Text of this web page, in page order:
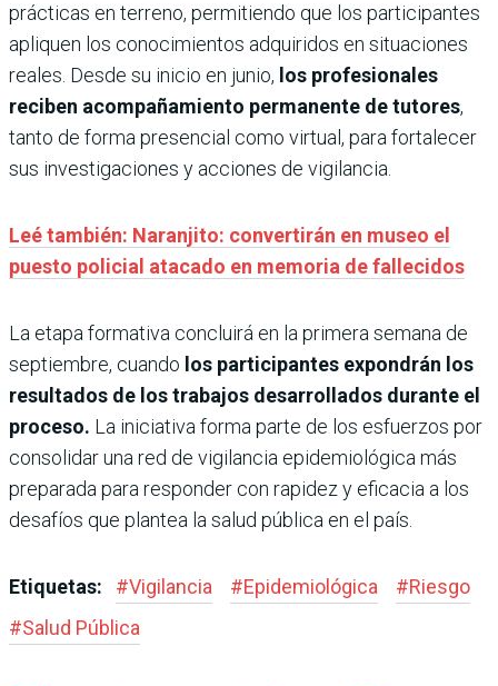
prácticas en terreno, permitiendo que los participantes
apliquen los conocimientos adquiridos en situaciones
reales. Desde su inicio en junio, los profesionales
reciben acompañamiento permanente de tutores,
tanto de forma presencial como virtual, para fortalecer
sus investigaciones y acciones de vigilancia.
Leé también: Naranjito: convertirán en museo el
puesto policial atacado en memoria de fallecidos
La etapa formativa concluirá en la primera semana de
septiembre, cuando los participantes expondrán los
resultados de los trabajos desarrollados durante el
proceso. La iniciativa forma parte de los esfuerzos por
consolidar una red de vigilancia epidemiológica más
preparada para responder con rapidez y eficacia a los
desafíos que plantea la salud pública en el país.
Etiquetas: #Vigilancia #Epidemiológica #Riesgo
#Salud Pública